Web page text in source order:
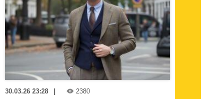
30.03.26 23:28 2380